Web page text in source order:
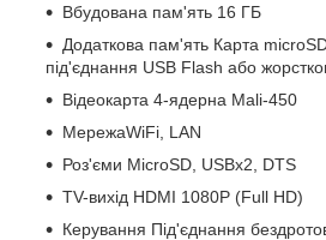
Вбудована пам'ять 16 ГБ
Додаткова пам'ять Карта
під'єднання USB Flash або
Відеокарта 4-ядерна Mali-450
МережаWiFi, LAN
Роз'єми MicroSD, USBx2, DTS
TV-вихід HDMI 1080P (Full HD)
Керування Під'єднання